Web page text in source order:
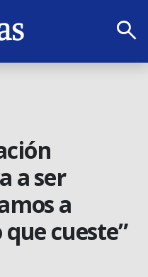
search
a ser
a
cueste”